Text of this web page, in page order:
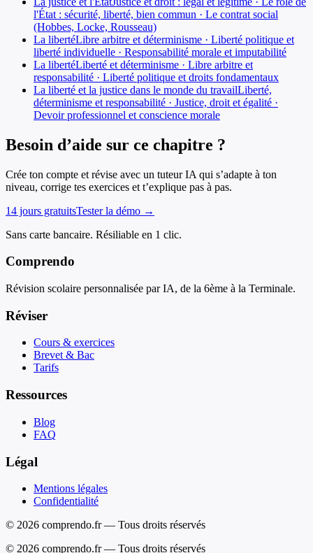
l'État : sécurité, liberté, bien commun · Le contrat social
(Hobbes, Locke, Rousseau)
La libertéLibre arbitre et déterminisme · Liberté politique et
liberté individuelle · Responsabilité morale et imputabilité
La libertéLiberté et déterminisme · Libre arbitre et
responsabilité · Liberté politique et droits fondamentaux
La liberté et la justice dans le monde du travailLiberté,
déterminisme et responsabilité · Justice, droit et égalité ·
Devoir professionnel et conscience morale
Besoin d’aide sur ce chapitre ?
Crée ton compte et révise avec un tuteur IA qui s’adapte à ton
niveau, corrige tes exercices et t’explique pas à pas.
14 jours gratuitsTester la démo →
Sans carte bancaire. Résiliable en 1 clic.
Comprendo
Révision scolaire personnalisée par IA, de la 6ème à la Terminale.
Réviser
Cours & exercices
Brevet & Bac
Tarifs
Ressources
Blog
FAQ
Légal
Mentions légales
Confidentialité
© 2026 comprendo.fr — Tous droits réservés
© 2026 comprendo.fr — Tous droits réservés